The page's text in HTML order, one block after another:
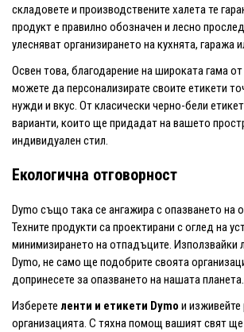
складовете и производствените халета те
продукт е правилно обозначен и лесно
улесняват организирането на кухнята, гаража
Освен това, благодарение на широката гама
можете да персонализирате своите етикети
нужди и вкус. От класически черно-бели
варианти, които ще придадат на вашето
индивидуален стил.
Екологична отговорност
Dymo също така се ангажира с опазването на
Техните продукти са проектирани с оглед на
минимизирането на отпадъците. Използвайки
Dymo, не само ще подобрите своята
допринесете за опазването на нашата планета.
Изберете ленти и етикети Dymo и
организацията. С тяхна помощ вашият свят